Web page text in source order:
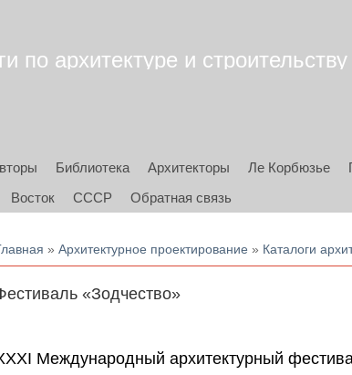
по архитектуре и
Библиотека Архитекторы Ле Корбюзье
Восток СССР Обратная связь
здесь
»Архитектурное проектирование » Каталоги
«Зодчество»
Международный архитектурный